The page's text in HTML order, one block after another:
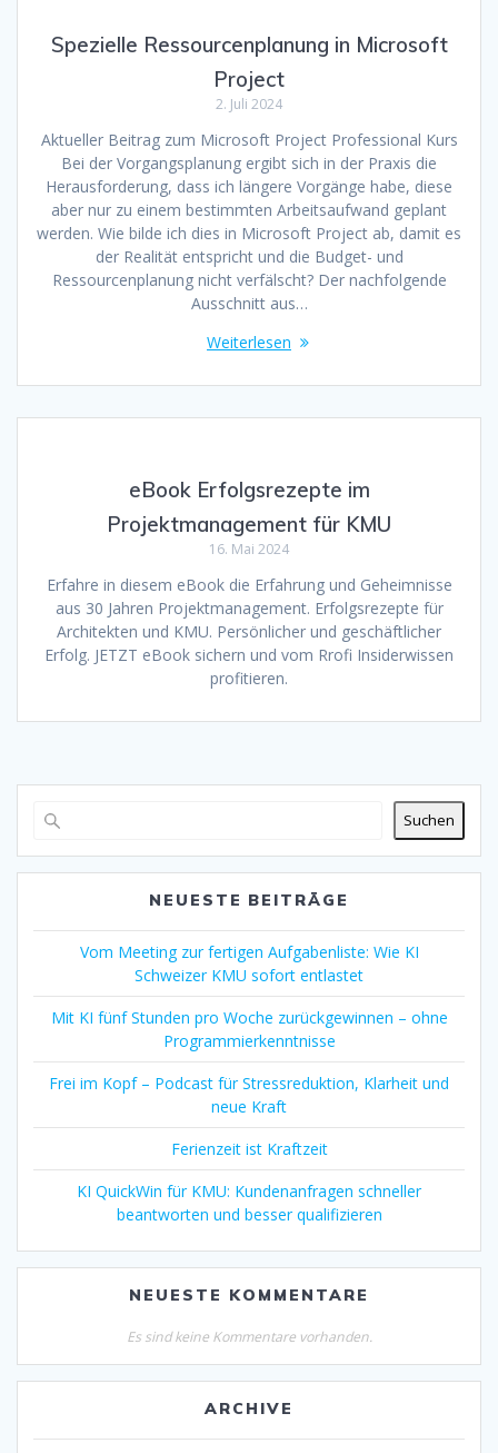
Spezielle Ressourcenplanung in Microsoft
Project
2. Juli 2024
Aktueller Beitrag zum Microsoft Project Professional Kurs
Bei der Vorgangsplanung ergibt sich in der Praxis die
Herausforderung, dass ich längere Vorgänge habe, diese
aber nur zu einem bestimmten Arbeitsaufwand geplant
werden. Wie bilde ich dies in Microsoft Project ab, damit es
der Realität entspricht und die Budget- und
Ressourcenplanung nicht verfälscht? Der nachfolgende
Ausschnitt aus…
Weiterlesen
eBook Erfolgsrezepte im
Projektmanagement für KMU
16. Mai 2024
Erfahre in diesem eBook die Erfahrung und Geheimnisse
aus 30 Jahren Projektmanagement. Erfolgsrezepte für
Architekten und KMU. Persönlicher und geschäftlicher
Erfolg. JETZT eBook sichern und vom Rrofi Insiderwissen
profitieren.
Suchen
NEUESTE BEITRÄGE
Vom Meeting zur fertigen Aufgabenliste: Wie KI
Schweizer KMU sofort entlastet
Mit KI fünf Stunden pro Woche zurückgewinnen – ohne
Programmierkenntnisse
Frei im Kopf – Podcast für Stressreduktion, Klarheit und
neue Kraft
Ferienzeit ist Kraftzeit
KI QuickWin für KMU: Kundenanfragen schneller
beantworten und besser qualifizieren
NEUESTE KOMMENTARE
Es sind keine Kommentare vorhanden.
ARCHIVE